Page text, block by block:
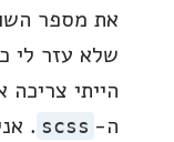
את מספר
שלא עזר לי
הייתי
ה- scss
.